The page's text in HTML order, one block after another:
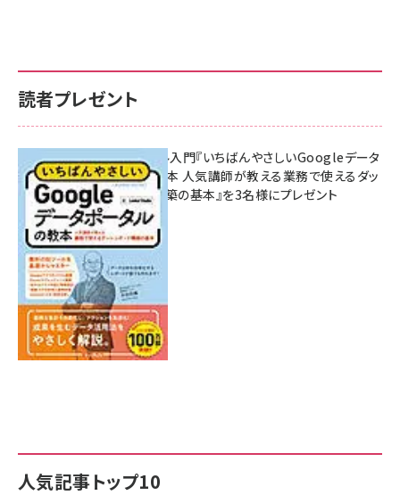
人気記事トップ10
読者プレゼント
無料BIツール入門『いちばんやさしいGoogleデータ
ポータルの教本 人気講師が教える業務で使えるダッ
シュボード構築の基本』を3名様にプレゼント
7月31日 10:00